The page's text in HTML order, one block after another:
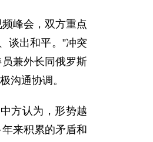
峰会，双方重点
谈出和平。”冲突
员兼外长同俄罗斯
沟通协调。
方认为，形势越
来积累的矛盾和